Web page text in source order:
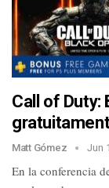
Call of Duty:
Matt Gómez Jun
En la conferencia